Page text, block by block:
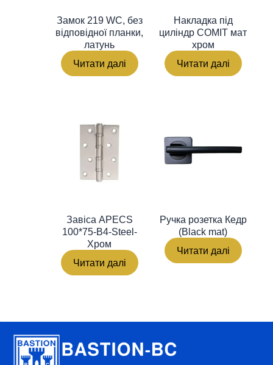
Замок 219 WC, без
відповідної планки,
латунь
Читати далі
Накладка під
циліндр COMIT мат
хром
Читати далі
Завіса APECS
100*75-B4-Steel-
Хром
Читати далі
Ручка розетка Кедр
(Black mat)
Читати далі